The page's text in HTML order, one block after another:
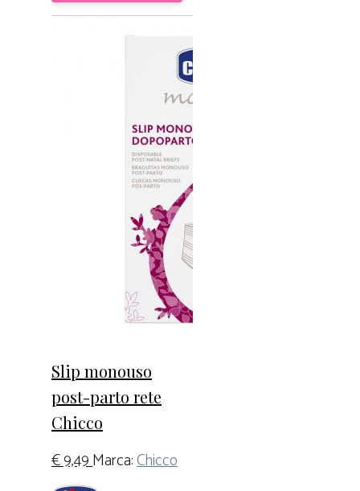
Slip monouso
post-parto rete
Chicco
€9,49Marca:Chicco